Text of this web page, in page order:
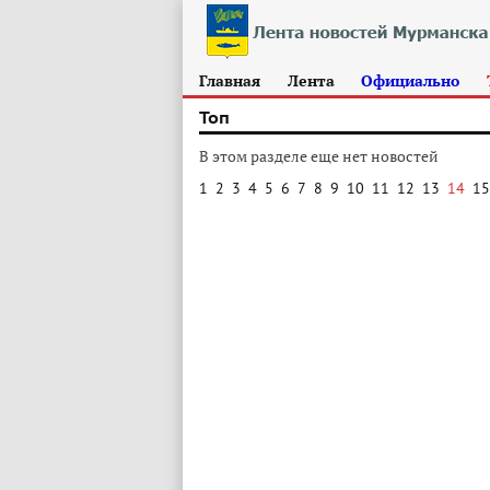
Главная Лента Официально
Топ
В этом разделе еще нет новостей
1 2 3 4 5 6 7 8 9 10 11 12 13 14 15